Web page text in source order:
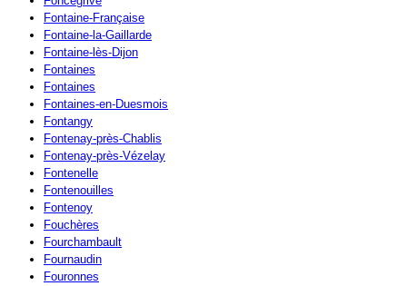
Fontaine-Française
Fontaine-la-Gaillarde
Fontaine-lès-Dijon
Fontaines
Fontaines
Fontaines-en-Duesmois
Fontangy
Fontenay-près-Chablis
Fontenay-près-Vézelay
Fontenelle
Fontenouilles
Fontenoy
Fouchères
Fourchambault
Fournaudin
Fouronnes